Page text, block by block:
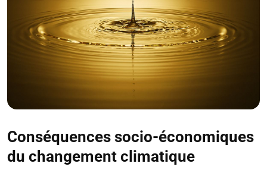
Conséquences socio-économiques
du changement climatique